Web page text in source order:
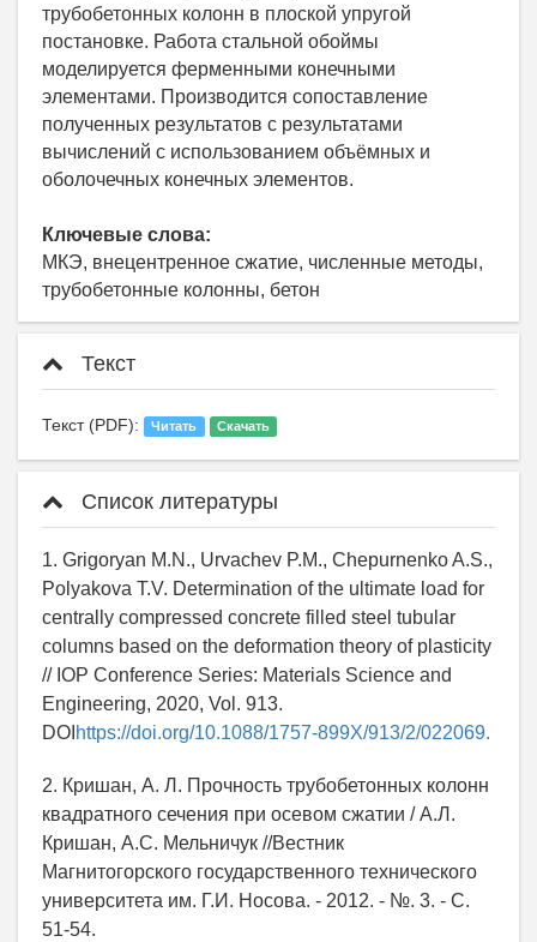
трубобетонных колонн в плоской упругой
постановке. Работа стальной обоймы
моделируется ферменными конечными
элементами. Производится сопоставление
полученных результатов с результатами
вычислений с использованием объёмных и
оболочечных конечных элементов.
Ключевые слова:
МКЭ, внецентренное сжатие, численные методы,
трубобетонные колонны, бетон
Текст
Текст (PDF): Читать Скачать
Список литературы
1. Grigoryan M.N., Urvachev P.M., Chepurnenko A.S.,
Polyakova T.V. Determination of the ultimate load for
centrally compressed concrete filled steel tubular
columns based on the deformation theory of plasticity
// IOP Conference Series: Materials Science and
Engineering, 2020, Vol. 913.
DOI https://doi.org/10.1088/1757-899X/913/2/022069.
2. Кришан, А. Л. Прочность трубобетонных колонн
квадратного сечения при осевом сжатии / А.Л.
Кришан, А.С. Мельничук //Вестник
Магнитогорского государственного технического
университета им. Г.И. Носова. - 2012. - №. 3. - С.
51-54.